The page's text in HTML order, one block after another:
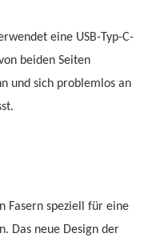
eine USB-Typ-C-
beiden Seiten
und sich problemlos an
Fasern speziell für eine
Das neue Design der